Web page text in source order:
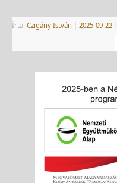
Írta: Czigány István 2025-09-22